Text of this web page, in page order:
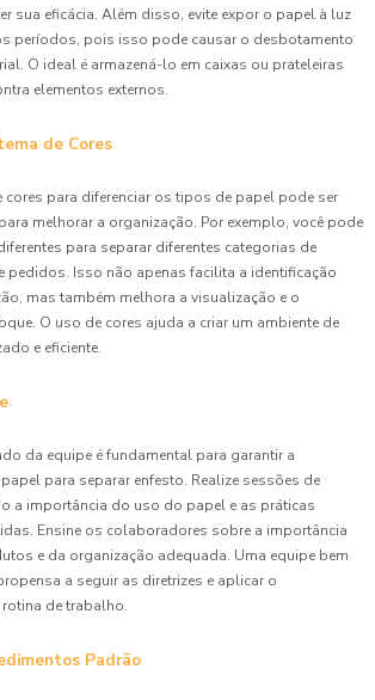
sua eficácia. Além disso, evite expor o papel à luz
períodos, pois isso pode causar o desbotamento
O ideal é armazená-lo em caixas ou prateleiras
elementos externos.
de Cores
cores para diferenciar os tipos de papel pode ser
melhorar a organização. Por exemplo, você pode
para separar diferentes categorias de
pedidos. Isso não apenas facilita a identificação
mas também melhora a visualização e o
O uso de cores ajuda a criar um ambiente de
e eficiente.
da equipe é fundamental para garantir a
para separar enfesto. Realize sessões de
a importância do uso do papel e as práticas
Ensine os colaboradores sobre a importância
e da organização adequada. Uma equipe bem
a seguir as diretrizes e aplicar o
de trabalho.
Padrão